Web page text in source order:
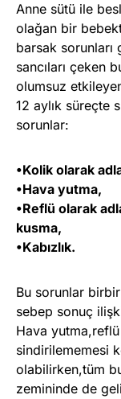
Anne sütü ile
olağan bir
barsak sorunları
sancıları çeken
olumsuz
12 aylık süreçte
sorunlar:
•Kolik olarak
•Hava yutma,
•Reflü olarak
kusma,
•Kabızlık.
Bu sorunlar
sebep sonuç
Hava
sindirilememesi
olabilirken,tüm
zemininde de